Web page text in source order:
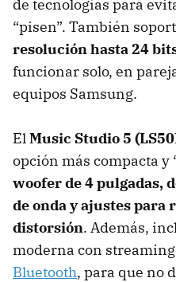
de tecnologías para
“pisen”. También
resolución hasta 24
funcionar solo, en
equipos Samsung.
ElMusic Studio 5
opción más compacta y
woofer de 4 pulgadas,
de onda y ajustes para
distorsión. Además,
moderna con
Bluetooth, para que no